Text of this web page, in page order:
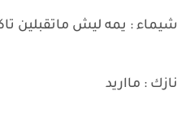
شيماء : يمه ليش ماتقبلين
نازك : مااريد